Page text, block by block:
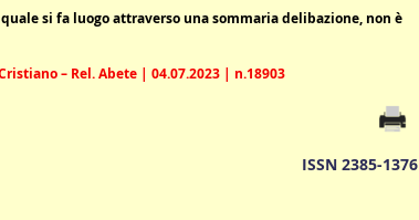
si fa luogo attraverso una sommaria delibazione, non è
– Rel. Abete | 04.07.2023 | n.18903
ISSN 2385-1376